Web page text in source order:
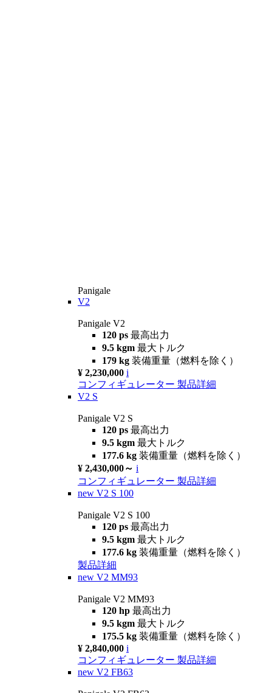
Panigale
V2
Panigale V2
120 ps 最高出力
9.5 kgm 最大トルク
179 kg 装備重量（燃料を除く）
¥ 2,230,000 i
コンフィギュレーター 製品詳細
V2 S
Panigale V2 S
120 ps 最高出力
9.5 kgm 最大トルク
177.6 kg 装備重量（燃料を除く）
¥ 2,430,000～ i
コンフィギュレーター 製品詳細
new V2 S 100
Panigale V2 S 100
120 ps 最高出力
9.5 kgm 最大トルク
177.6 kg 装備重量（燃料を除く）
製品詳細
new V2 MM93
Panigale V2 MM93
120 hp 最高出力
9.5 kgm 最大トルク
175.5 kg 装備重量（燃料を除く）
¥ 2,840,000 i
コンフィギュレーター 製品詳細
new V2 FB63